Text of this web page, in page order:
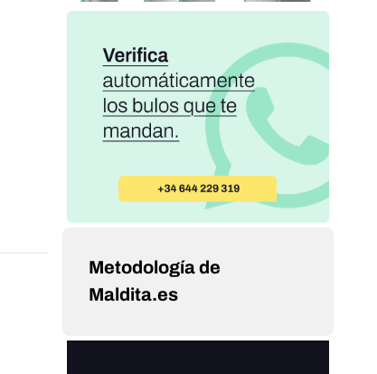
Metodología de
Maldita.es